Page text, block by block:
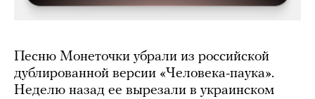
Песню Монеточки убрали из российской
дублированной версии «Человека-паука».
Неделю назад ее вырезали в украинском